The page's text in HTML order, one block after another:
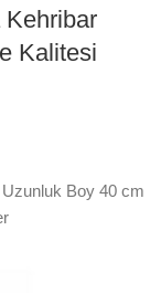
Kehribar
Kalitesi
Boy 40 cm